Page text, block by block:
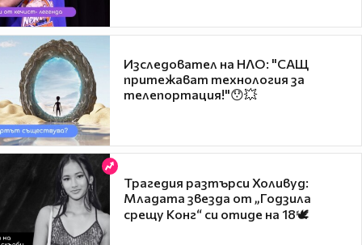
Изследовател на НЛО: "САЩ
притежават технология за
телепортация!"😯💥
Трагедия разтърси Холивуд:
Младата звезда от „Годзила
срещу Конг“ си отиде на 18🕊️